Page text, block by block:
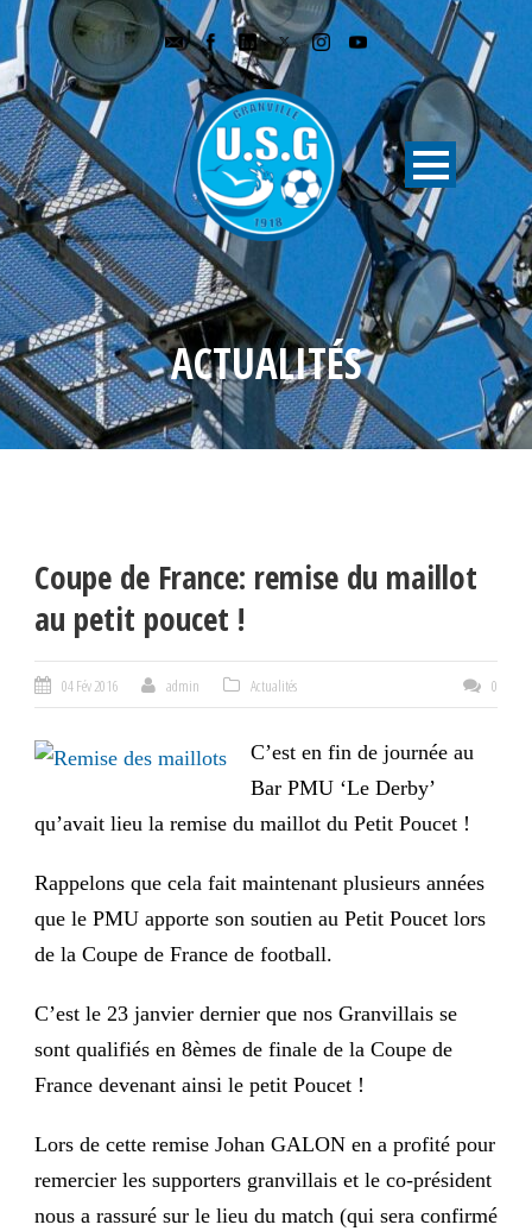
ACTUALITÉS
Coupe de France: remise du maillot
au petit poucet !
04 Fév 2016 admin Actualités 0
C’est en fin de journée au
Bar PMU ‘Le Derby’
qu’avait lieu la remise du maillot du Petit Poucet !
Rappelons que cela fait maintenant plusieurs années
que le PMU apporte son soutien au Petit Poucet lors
de la Coupe de France de football.
C’est le 23 janvier dernier que nos Granvillais se
sont qualifiés en 8èmes de finale de la Coupe de
France devenant ainsi le petit Poucet !
Lors de cette remise Johan GALON en a profité pour
remercier les supporters granvillais et le co-président
nous a rassuré sur le lieu du match (qui sera confirmé